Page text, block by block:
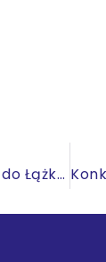
Wycieczka do Łążka Garncarskiego